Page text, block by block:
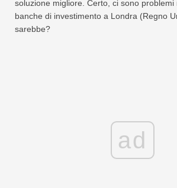
soluzione migliore. Certo, ci sono problemi
banche di investimento a Londra (Regno
sarebbe?
ad